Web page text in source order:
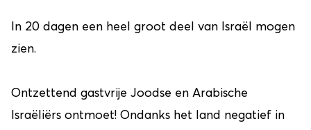
In 20 dagen een heel groot deel van Israël mogen
zien.
Ontzettend gastvrije Joodse en Arabische
Israëliërs ontmoet! Ondanks het land negatief in